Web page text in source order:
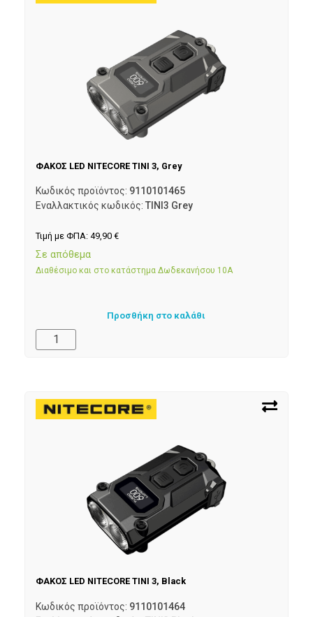
ΦΑΚΟΣ LED NITECORE TINI 3, Grey
Κωδικός προϊόντος: 9110101465
Εναλλακτικός κωδικός: TINI3 Grey
Τιμή με ΦΠΑ: 49,90 €
Σε απόθεμα
Διαθέσιμο και στο κατάστημα Δωδεκανήσου 10Α
Προσθήκη στο καλάθι
ΦΑΚΟΣ LED NITECORE TINI 3, Black
Κωδικός προϊόντος: 9110101464